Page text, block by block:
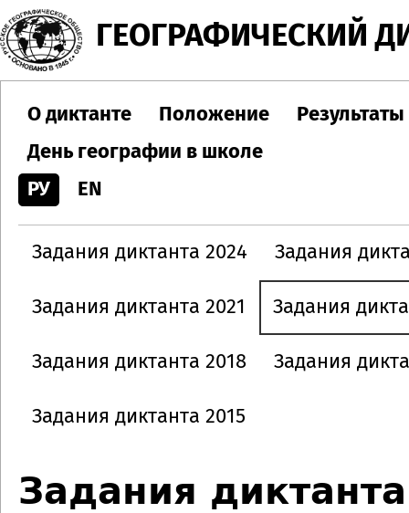
ГЕОГРАФИЧЕСКИЙ
О диктанте Положение
Результаты
День географии в школе
РУ
EN
Задания диктанта 2024 Задания
Задания диктанта 2021 Задания
Задания диктанта 2018 Задания
Задания диктанта 2015
Задания